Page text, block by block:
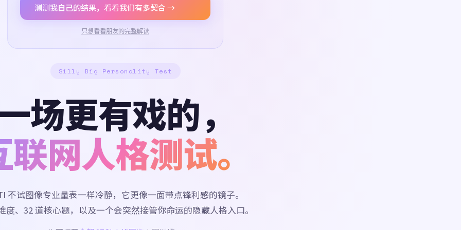
测测我自己的结果，看看我们有多契合 →
只想看看朋友的完整解读
Silly Big Personality Test
场更有戏的，
联网人格测试。
不试图像专业量表一样冷静，它更像一面带点锋利感的镜子。
度、32 道核心题，以及一个会突然接管你命运的隐藏人格入口。